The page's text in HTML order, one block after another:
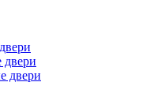
двери
двери